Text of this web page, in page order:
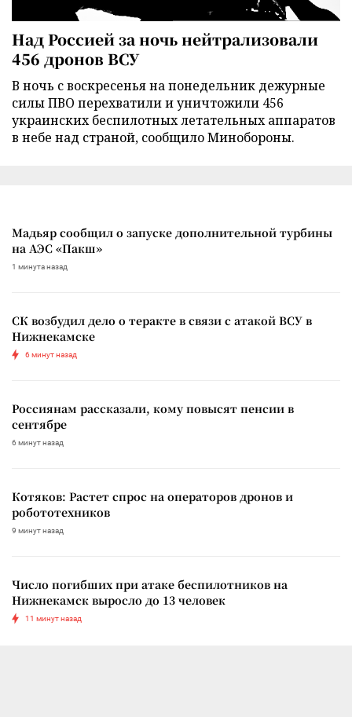
Над Россией за ночь нейтрализовали
456 дронов ВСУ
В ночь с воскресенья на понедельник дежурные
силы ПВО перехватили и уничтожили 456
украинских беспилотных летательных аппаратов
в небе над страной, сообщило Минобороны.
Мадьяр сообщил о запуске дополнительной турбины
на АЭС «Пакш»
1 минута назад
СК возбудил дело о теракте в связи с атакой ВСУ в
Нижнекамске
6 минут назад
Россиянам рассказали, кому повысят пенсии в
сентябре
6 минут назад
Котяков: Растет спрос на операторов дронов и
робототехников
9 минут назад
Число погибших при атаке беспилотников на
Нижнекамск выросло до 13 человек
11 минут назад